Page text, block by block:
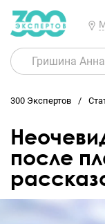
300 Экспертов
после